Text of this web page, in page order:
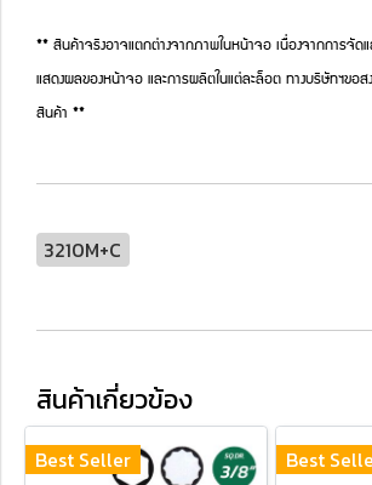
** สินค้าจริงอาจแตกต่างจากภาพในหน้าจอ เนื่องจากการจัด
แสดงผลของหน้าจอ และการผลิตในแต่ละล็อต ทางบริษัทฯขอ
สินค้า **
3210M+C
สินค้าเกี่ยวข้อง
Best Seller Best